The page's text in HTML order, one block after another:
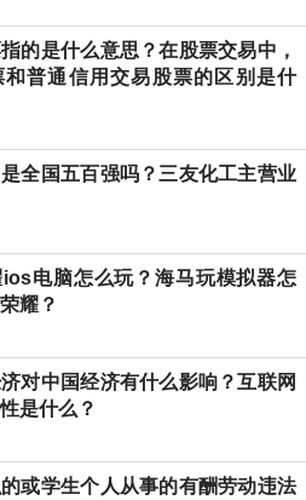
的是什么意思？在股票交易中，
和普通信用交易股票的区别是什
全国五百强吗？三友化工主营业
ios电脑怎么玩？海马玩模拟器怎
耀？
对中国经济有什么影响？互联网
是什么？
或学生个人从事的有酬劳动违法